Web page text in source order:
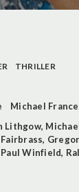
THRILLER
Michael France
Lithgow,
,
Paul Winfield,